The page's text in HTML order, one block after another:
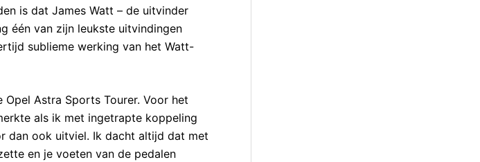
is dat James Watt – de uitvinder
één van zijn leukste uitvindingen
sublieme werking van het Watt-
Astra Sports Tourer. Voor het
als ik met ingetrapte koppeling
dan ook uitviel. Ik dacht altijd dat met
en je voeten van de pedalen